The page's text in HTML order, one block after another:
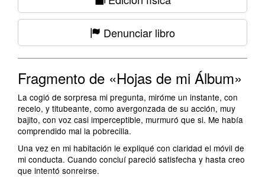
Denunciar libro
Fragmento de «Hojas de mi Álbum»
La cogió de sorpresa mi pregunta, miróme un instante, con
recelo, y titubeante, como avergonzada de su acción, muy
bajito, con voz casi imperceptible, murmuró que si. Me había
comprendido mal la pobrecilla.
Una vez en mi habitación le expliqué con claridad el móvil de
mi conducta. Cuando concluí pareció satisfecha y hasta creo
que intentó sonreirse.